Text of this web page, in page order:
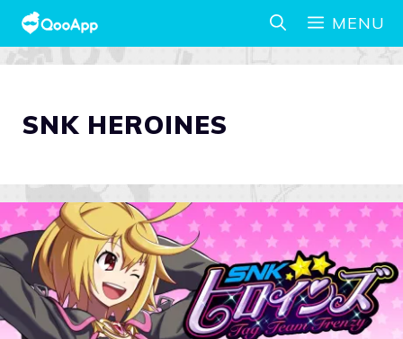
MENU
SNK HEROINES